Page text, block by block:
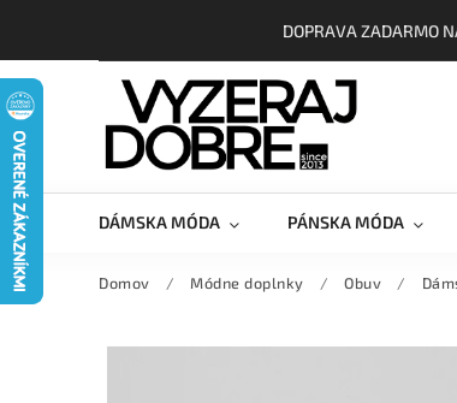
DOPRAVA ZADARMO
DÁMSKA MÓDA PÁNSKA MÓDA
Domov / Módne doplnky / Obuv /